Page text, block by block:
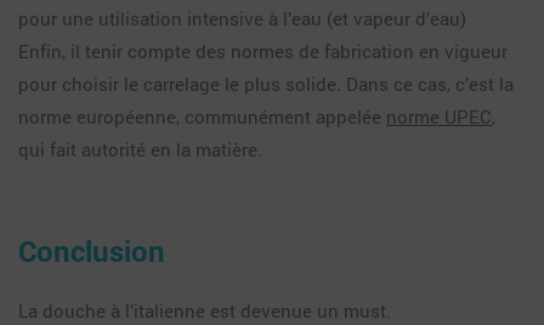
pour une utilisation intensive à l’eau (et vapeur d’eau)
Enfin, il tenir compte des normes de fabrication en vigueur
pour choisir le carrelage le plus solide. Dans ce cas, c’est la
norme européenne, communément appelée norme UPEC,
qui fait autorité en la matière.
Conclusion
La douche à l’italienne est devenue un must.